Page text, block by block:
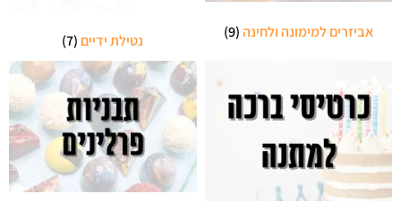
אביזרים למימונה ולחינה(9) נטילת ידיים (7)